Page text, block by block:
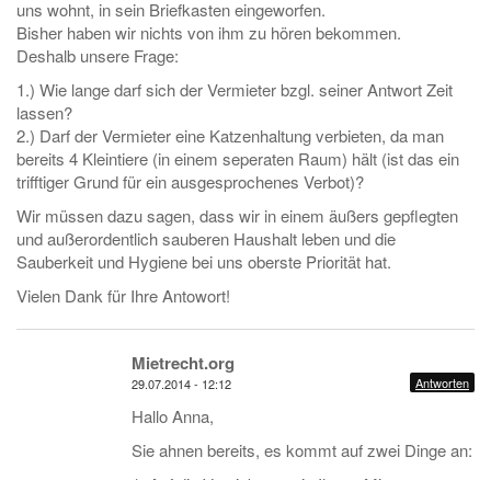
uns wohnt, in sein Briefkasten eingeworfen.
Bisher haben wir nichts von ihm zu hören bekommen.
Deshalb unsere Frage:
1.) Wie lange darf sich der Vermieter bzgl. seiner Antwort Zeit
lassen?
2.) Darf der Vermieter eine Katzenhaltung verbieten, da man
bereits 4 Kleintiere (in einem seperaten Raum) hält (ist das ein
trifftiger Grund für ein ausgesprochenes Verbot)?
Wir müssen dazu sagen, dass wir in einem äußers gepflegten
und außerordentlich sauberen Haushalt leben und die
Sauberkeit und Hygiene bei uns oberste Priorität hat.
Vielen Dank für Ihre Antowort!
Mietrecht.org
29.07.2014 - 12:12 Antworten
Hallo Anna,
Sie ahnen bereits, es kommt auf zwei Dinge an: